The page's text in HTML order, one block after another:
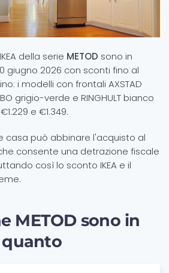
della serie METOD sono in
giugno 2026 con sconti fino al
i modelli con frontali AXSTAD
grigio-verde e RINGHULT bianco
e €1.349.
casa può abbinare l'acquisto al
consente una detrazione fiscale
così lo sconto IKEA e il
METOD sono in